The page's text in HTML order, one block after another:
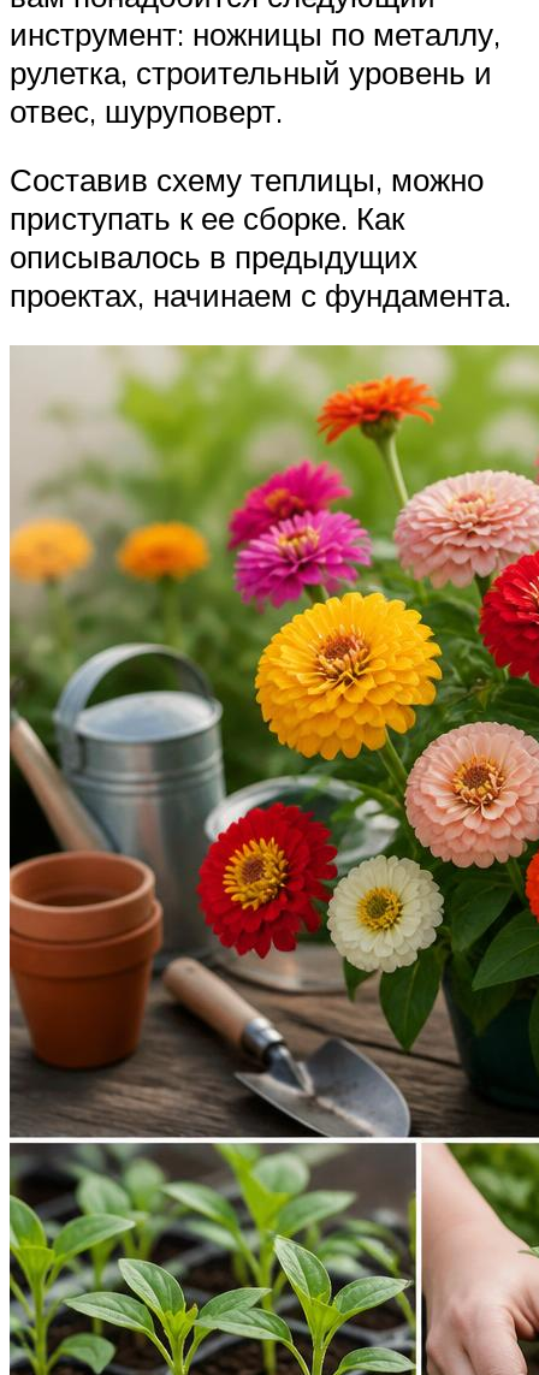
инструмент: ножницы по металлу,
рулетка, строительный уровень и
отвес, шуруповерт.
Составив схему теплицы, можно
приступать к ее сборке. Как
описывалось в предыдущих
проектах, начинаем с фундамента.